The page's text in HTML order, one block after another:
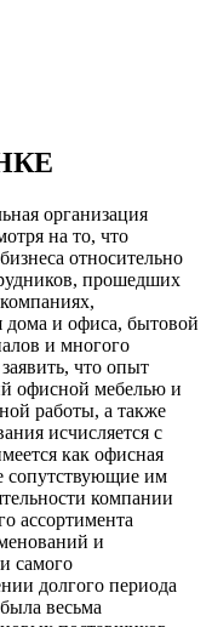
организация
на то, что
относительно
прошедших
дома и офиса, бытовой
и многого
что опыт
офисной мебелью и
работы, а также
исчисляется с
как офисная
сопутствующие им
компании
ассортимента
и
самого
долгого периода
весьма